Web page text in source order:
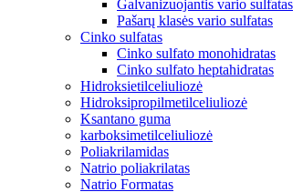
Galvanizuojantis vario sulfatas
Pašarų klasės vario sulfatas
Cinko sulfatas
Cinko sulfato monohidratas
Cinko sulfato heptahidratas
Hidroksietilceliuliozė
Hidroksipropilmetilceliuliozė
Ksantano guma
karboksimetilceliuliozė
Poliakrilamidas
Natrio poliakrilatas
Natrio Formatas